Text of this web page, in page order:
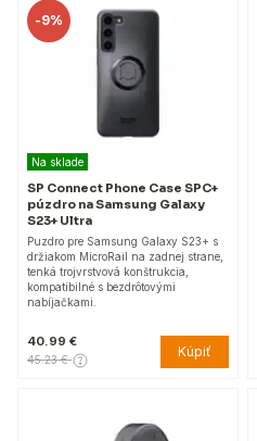
-9%
Na sklade
SP Connect Phone Case SPC+
púzdro na Samsung Galaxy
S23+ Ultra
Puzdro pre Samsung Galaxy S23+ s
držiakom MicroRail na zadnej strane,
tenká trojvrstvová konštrukcia,
kompatibilné s bezdrôtovými
nabíjačkami.
40.99 €
45.23 € Kúpiť